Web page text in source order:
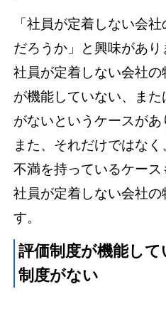
「社員が定着しない会
だろうか」と興味があり
社員が定着しない会社
が機能していない、ま
がないというケースがあ
また、それだけではな
不満を持っているケース
社員が定着しない会社の
す。
評価制度が機能し
制度がない